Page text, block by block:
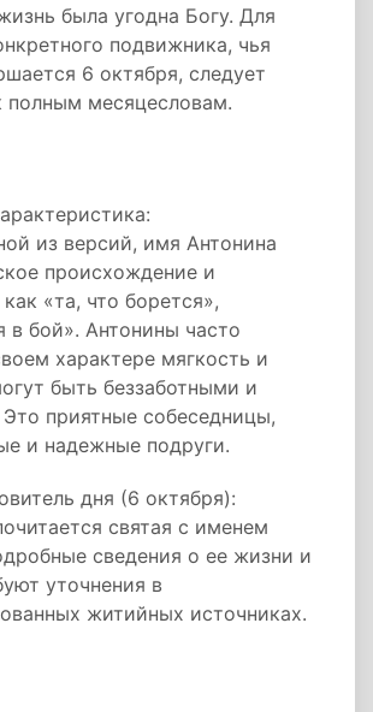
была угодна Богу. Для
подвижника, чья
6 октября, следует
полным месяцесловам.
из версий, имя Антонина
происхождение и
«та, что борется»,
в бой». Антонины часто
характере мягкость и
быть беззаботными и
приятные собеседницы,
и надежные подруги.
дня (6 октября):
святая с именем
сведения о ее жизни и
уточнения в
житийных источниках.